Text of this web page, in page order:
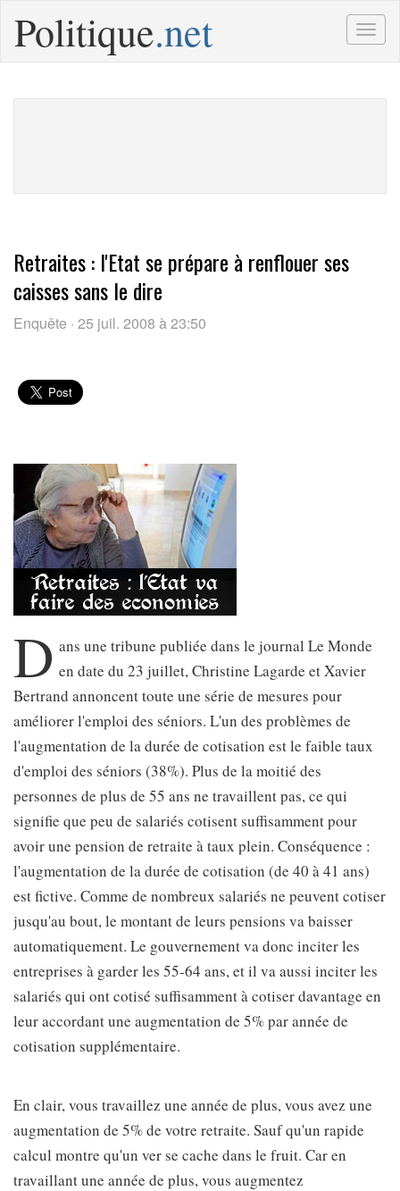
Politique.net
Retraites : l'Etat se prépare à renflouer ses
caisses sans le dire
Enquête · 25 juil. 2008 à 23:50
D ans une tribune publiée dans le journal Le Monde
en date du 23 juillet, Christine Lagarde et Xavier
Bertrand annoncent toute une série de mesures pour
améliorer l'emploi des séniors. L'un des problèmes de
l'augmentation de la durée de cotisation est le faible taux
d'emploi des séniors (38%). Plus de la moitié des
personnes de plus de 55 ans ne travaillent pas, ce qui
signifie que peu de salariés cotisent suffisamment pour
avoir une pension de retraite à taux plein. Conséquence :
l'augmentation de la durée de cotisation (de 40 à 41 ans)
est fictive. Comme de nombreux salariés ne peuvent cotiser
jusqu'au bout, le montant de leurs pensions va baisser
automatiquement. Le gouvernement va donc inciter les
entreprises à garder les 55-64 ans, et il va aussi inciter les
salariés qui ont cotisé suffisamment à cotiser davantage en
leur accordant une augmentation de 5% par année de
cotisation supplémentaire.
En clair, vous travaillez une année de plus, vous avez une
augmentation de 5% de votre retraite. Sauf qu'un rapide
calcul montre qu'un ver se cache dans le fruit. Car en
travaillant une année de plus, vous augmentez